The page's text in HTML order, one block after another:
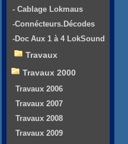
- Cablage Lokmaus
-Connécteurs.Décodes
-Doc Aux 1 à 4 LokSound
Travaux
Travaux 2000
Travaux 2006
Travaux 2007
Travaux 2008
Travaux 2009